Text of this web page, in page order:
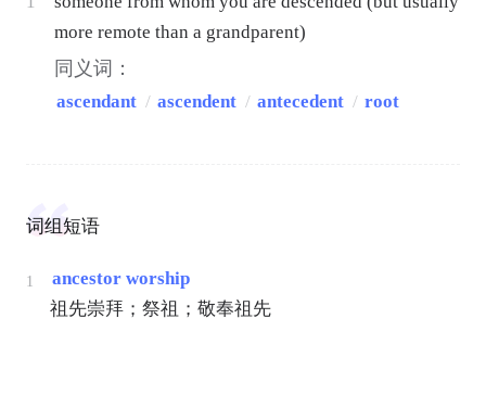
more remote than a grandparent)
同义词：
ascendant / ascendent / antecedent / root
词组短语
1
ancestor worship
祖先崇拜；祭祖；敬奉祖先